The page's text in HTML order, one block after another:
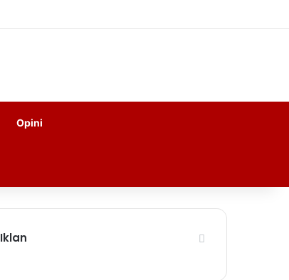
Opini
Iklan